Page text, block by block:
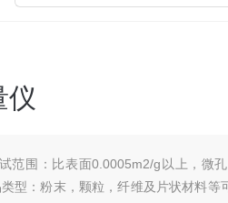
仪
范围：比表面0.0005m2/g以上，微
型：粉末，颗粒，纤维及片状材料等